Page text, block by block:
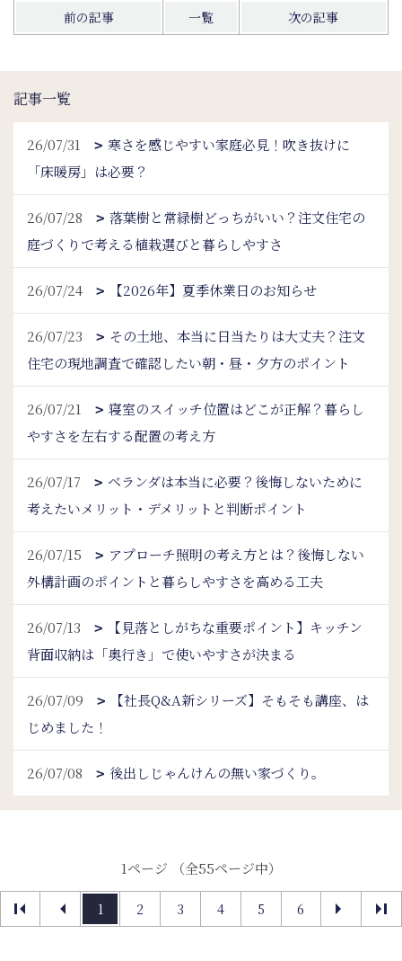
前の記事 一覧 次の記事
記事一覧
26/07/31
寒さを感じやすい家庭必見！吹き抜けに
「床暖房」は必要？
26/07/28
落葉樹と常緑樹どっちがいい？注文住宅の
庭づくりで考える植栽選びと暮らしやすさ
26/07/24 【2026年】夏季休業日のお知らせ
26/07/23
その土地、本当に日当たりは大丈夫？注文
住宅の現地調査で確認したい朝・昼・夕方のポイント
26/07/21
寝室のスイッチ位置はどこが正解？暮らし
やすさを左右する配置の考え方
26/07/17
ベランダは本当に必要？後悔しないために
考えたいメリット・デメリットと判断ポイント
26/07/15
アプローチ照明の考え方とは？後悔しない
外構計画のポイントと暮らしやすさを高める工夫
26/07/13
【見落としがちな重要ポイント】キッチン
背面収納は「奥行き」で使いやすさが決まる
26/07/09
【社長Q&A新シリーズ】そもそも講座、は
じめました！
26/07/08 後出しじゃんけんの無い家づくり。
1ページ （全55ページ中）
1 2 3 4 5 6